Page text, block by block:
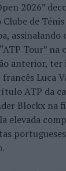
2026”
de
assinalando
Tour” na
anterior,
Luca
ATP da
Blockx na
elevada